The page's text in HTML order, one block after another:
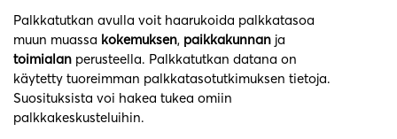
Palkkatutkan avulla voit haarukoida palkkatasoa
muun muassa kokemuksen, paikkakunnan ja
toimialan perusteella. Palkkatutkan datana on
käytetty tuoreimman palkkatasotutkimuksen tietoja.
Suosituksista voi hakea tukea omiin
palkkakeskusteluihin.